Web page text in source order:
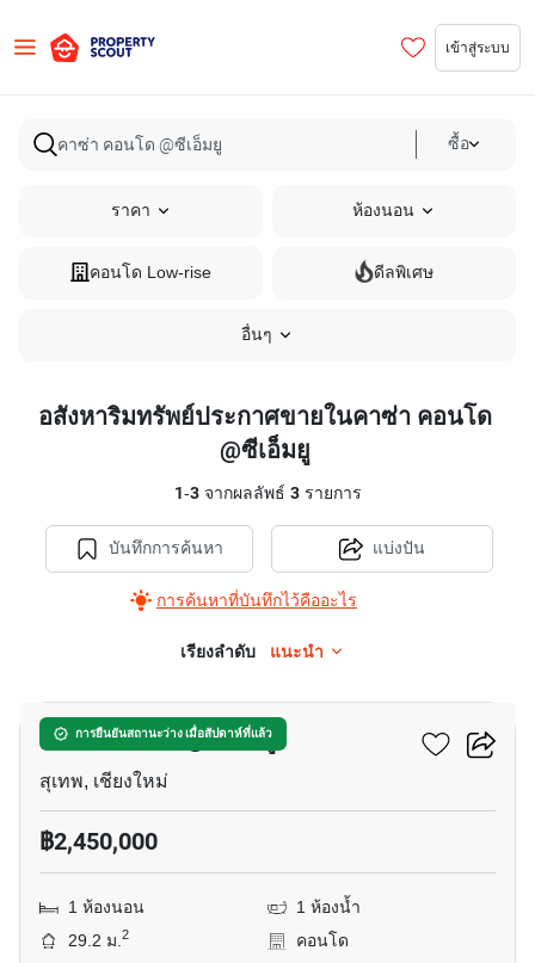
เข้าสู่ระบบ
ซื้อ
ราคา ห้องนอน
คอนโด Low-rise ดีลพิเศษ
อื่นๆ
อสังหาริมทรัพย์ประกาศขายในคาซ่า คอนโด
@ซีเอ็มยู
1-3จากผลลัพธ์ 3รายการ
บันทึกการค้นหา
การค้นหาที่บันทึกไว้คืออะไร
แบ่งปัน
เรียงลำดับ แนะนำ
การยืนยันสถานะว่าง เมื่อสัปดาห์ที่แล้ว
คาซ่า คอนโด @ซีเอ็มยู
สุเทพ, เชียงใหม่
฿2,450,000
1 ห้องนอน
1 ห้องน้ำ
29.2 ม.2
คอนโด